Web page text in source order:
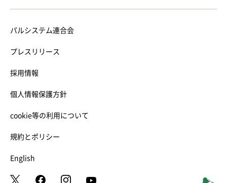
パルシステム連合会
プレスリリース
採用情報
個人情報保護方針
cookie等の利用について
規約とポリシー
English